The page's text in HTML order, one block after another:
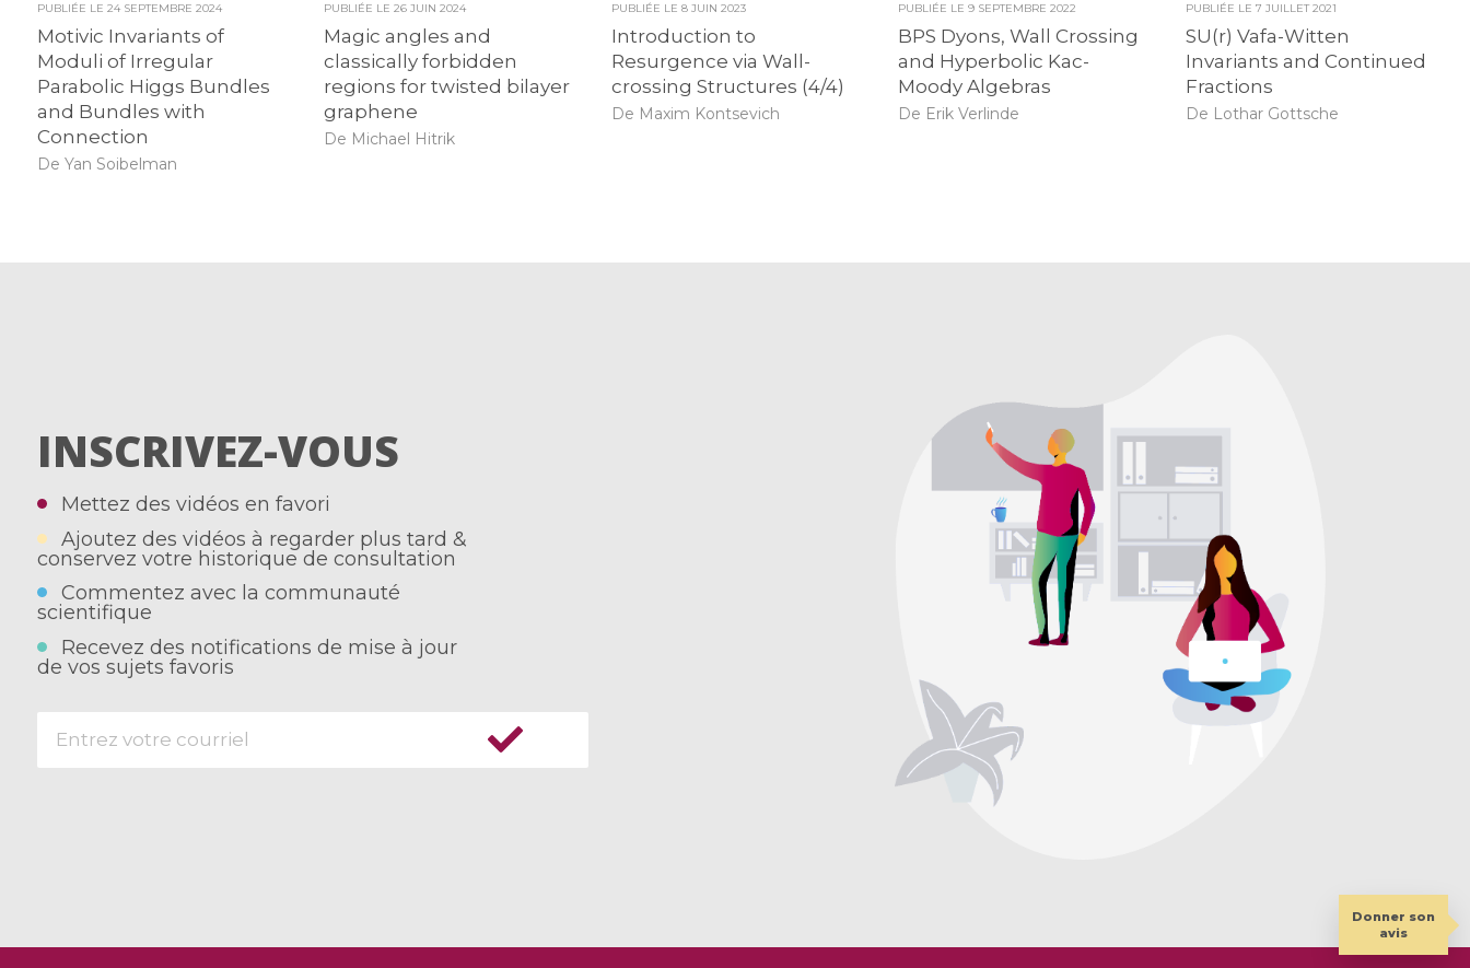
PUBLIÉE LE 24 SEPTEMBRE 2024
Motivic Invariants of
Moduli of Irregular
Parabolic Higgs Bundles
and Bundles with
Connection
De Yan Soibelman
PUBLIÉE LE26 JUIN 2024
Magic angles and
classically forbidden
regions for twisted bilayer
graphene
De Michael Hitrik
PUBLIÉE LE 8 JUIN 2023
Introduction to
Resurgence via Wall-
crossing Structures (4/4)
De Maxim Kontsevich
PUBLIÉE LE9 SEPTEMBRE 2022
BPS Dyons, Wall Crossing
and Hyperbolic Kac-
Moody Algebras
De Erik Verlinde
PUBLIÉE LE 7 JUILLET 2021
SU(r) Vafa-Witten
Invariants and Continued
Fractions
De Lothar Gottsche
INSCRIVEZ-VOUS
Mettez des vidéos en favori
Ajoutez des vidéos à regarder plus tard &
conservez votre historique de consultation
Commentez avec la communauté
scientifique
Recevez des notifications de mise à jour
de vos sujets favoris
Donner son
avis